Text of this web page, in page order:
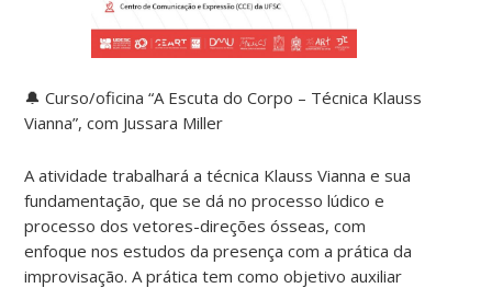
🔔 Curso/oficina “A Escuta do Corpo – Técnica Klauss
Vianna”, com Jussara Miller
A atividade trabalhará a técnica Klauss Vianna e sua
fundamentação, que se dá no processo lúdico e
processo dos vetores-direções ósseas, com
enfoque nos estudos da presença com a prática da
improvisação. A prática tem como objetivo auxiliar